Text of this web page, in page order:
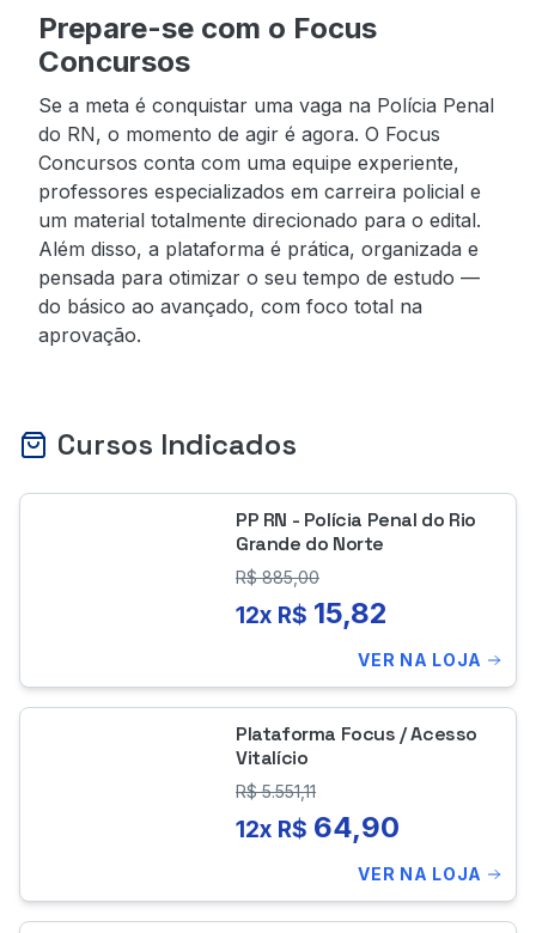
Prepare-se com o Focus
Concursos
Se a meta é conquistar uma vaga na Polícia Penal
do RN, o momento de agir é agora. O Focus
Concursos conta com uma equipe experiente,
professores especializados em carreira policial e
um material totalmente direcionado para o edital.
Além disso, a plataforma é prática, organizada e
pensada para otimizar o seu tempo de estudo —
do básico ao avançado, com foco total na
aprovação.
Cursos Indicados
PP RN - Polícia Penal do Rio
Grande do Norte
R$885,00
12x R$ 15,82
VER NA LOJA
Plataforma Focus / Acesso
Vitalício
R$5.551,11
12x R$ 64,90
VER NA LOJA